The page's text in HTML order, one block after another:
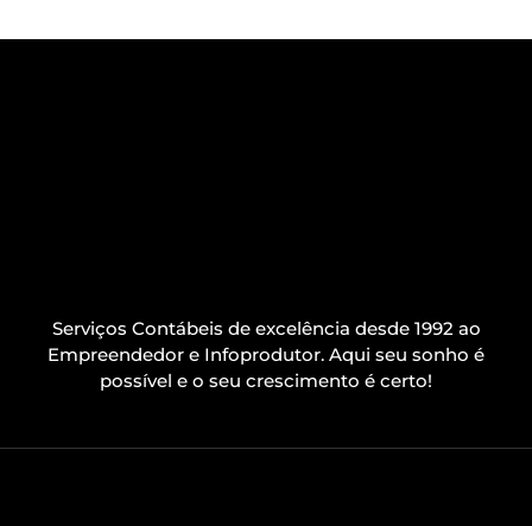
Serviços Contábeis de excelência desde 1992 ao
Empreendedor e Infoprodutor. Aqui seu sonho é
possível e o seu crescimento é certo!